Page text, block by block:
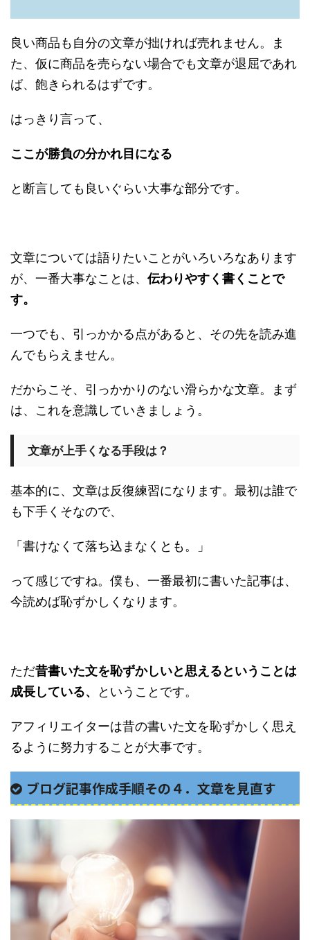
良い商品も自分の文章が拙ければ売れません。ま
た、仮に商品を売らない場合でも文章が退屈であれ
ば、飽きられるはずです。
はっきり言って、
ここが勝負の分かれ目になる
と断言しても良いぐらい大事な部分です。
文章については語りたいことがいろいろなあります
が、一番大事なことは、伝わりやすく書くことで
す。
一つでも、引っかかる点があると、その先を読み進
んでもらえません。
だからこそ、引っかかりのない滑らかな文章。まず
は、これを意識していきましょう。
文章が上手くなる手段は？
基本的に、文章は反復練習になります。最初は誰で
も下手くそなので、
「書けなくて落ち込まなくとも。」
って感じですね。僕も、一番最初に書いた記事は、
今読めば恥ずかしくなります。
ただ昔書いた文を恥ずかしいと思えるということは
成長している、
ということです。
アフィリエイターは昔の書いた文を恥ずかしく思え
るように努力することが大事です。
ブログ記事作成手順その４．文章を見直す